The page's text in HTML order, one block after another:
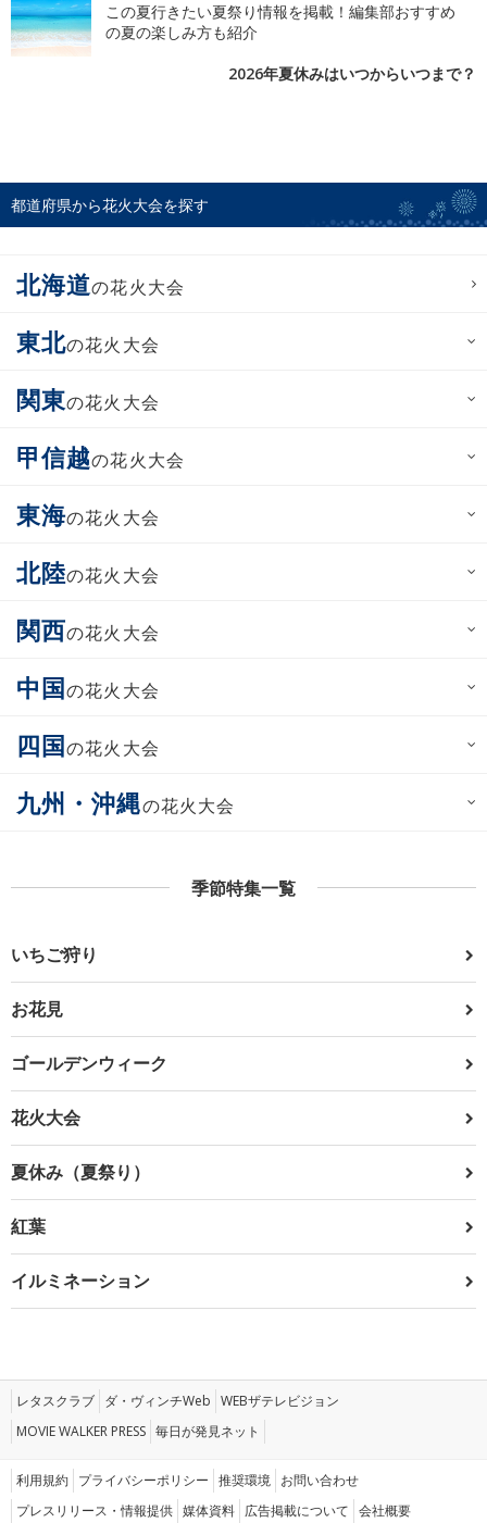
この夏行きたい夏祭り情報を掲載！編集部おすすめ
の夏の楽しみ方も紹介
2026年夏休みはいつからいつまで？
都道府県から花火大会を探す
北海道の花火大会
東北の花火大会
関東の花火大会
甲信越の花火大会
東海の花火大会
北陸の花火大会
関西の花火大会
中国の花火大会
四国の花火大会
九州・沖縄の花火大会
季節特集一覧
いちご狩り
お花見
ゴールデンウィーク
花火大会
夏休み（夏祭り）
紅葉
イルミネーション
レタスクラブ ダ・ヴィンチWeb WEBザテレビジョン
MOVIE WALKER PRESS 毎日が発見ネット
利用規約 プライバシーポリシー 推奨環境 お問い合わせ
プレスリリース・情報提供 媒体資料 広告掲載について 会社概要